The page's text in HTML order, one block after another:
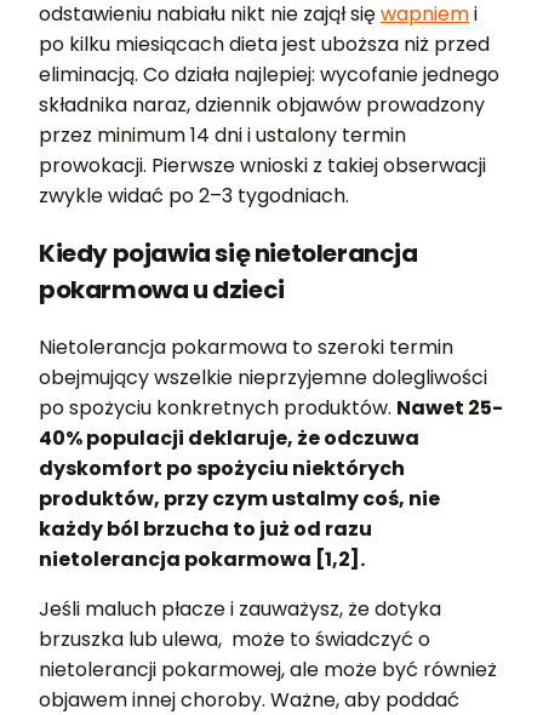
odstawieniu nabiału nikt nie zajął sięwapniemi
po kilku miesiącach dieta jest uboższa niż przed
eliminacją. Co działa najlepiej: wycofanie jednego
składnika naraz, dziennik objawów prowadzony
przez minimum 14 dni i ustalony termin
prowokacji. Pierwsze wnioski z takiej obserwacji
zwykle widać po 2–3 tygodniach.
Kiedy pojawia się nietolerancja
pokarmowa u dzieci
Nietolerancja pokarmowa to szeroki termin
obejmujący wszelkie nieprzyjemne dolegliwości
po spożyciu konkretnych produktów. Nawet 25-
40% populacji deklaruje, że odczuwa
dyskomfort po spożyciu niektórych
produktów, przy czym ustalmy coś, nie
każdy ból brzucha to już od razu
nietolerancja pokarmowa [1,2].
Jeśli maluch płacze i zauważysz, że dotyka
brzuszka lub ulewa, może to świadczyć o
nietolerancji pokarmowej, ale może być również
objawem innej choroby. Ważne, aby poddać